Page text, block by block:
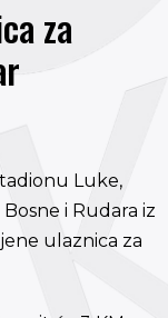
za
Luke,
i Rudara iz
ulaznica za